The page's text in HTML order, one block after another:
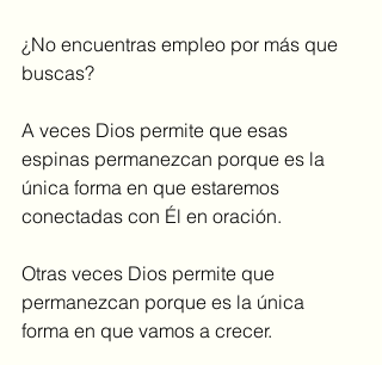
¿No encuentras empleo por más que
buscas?
A veces Dios permite que esas
espinas permanezcan porque es la
única forma en que estaremos
conectadas con Él en oración.
Otras veces Dios permite que
permanezcan porque es la única
forma en que vamos a crecer.